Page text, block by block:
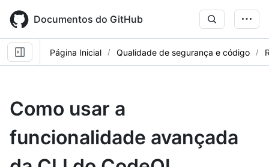
main
content
Documentos do GitHub
Página Inicial Qualidade de segurança e código
Como usar a
funcionalidade avançada